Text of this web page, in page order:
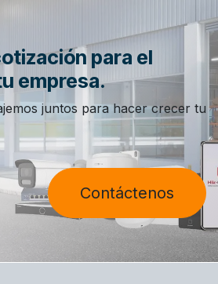
para el
empresa.
juntos para hacer crecer tu
Contáctenos